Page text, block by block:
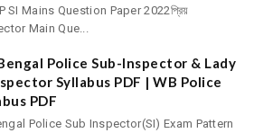
SI Mains Question Paper 2022প্রিয়
Main Que...
Police Sub-Inspector & Lady
Syllabus PDF | WB Police
PDF
Police Sub Inspector(SI) Exam Pattern